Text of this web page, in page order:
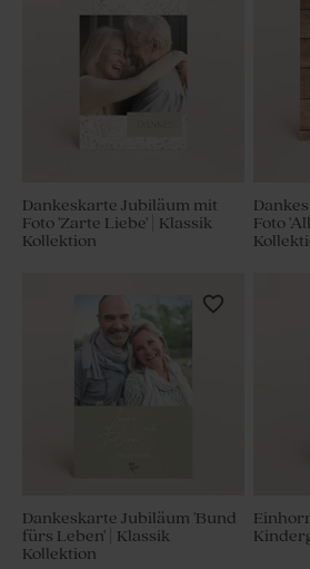
Dankeskarte Jubiläum mit
Foto 'Zarte Liebe' | Klassik
Kollektion
Foto
Dankeskarte Jubiläum 'Bund
fürs Leben' | Klassik
Kollektion